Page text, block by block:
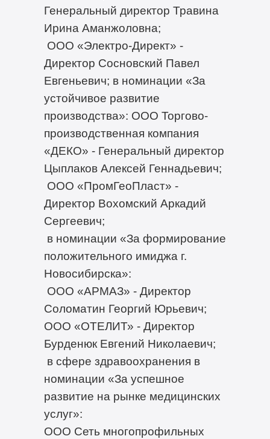
Генеральный директор Травина
Ирина Аманжоловна;
ООО «Электро-Директ» -
Директор Сосновский Павел
Евгеньевич; в номинации «За
устойчивое развитие
производства»: ООО Торгово-
производственная компания
«ДЕКО» - Генеральный директор
Цыплаков Алексей Геннадьевич;
ООО «ПромГеоПласт» -
Директор Вохомский Аркадий
Сергеевич;
в номинации «За формирование
положительного имиджа г.
Новосибирска»:
ООО «АРМАЗ» - Директор
Соломатин Георгий Юрьевич;
ООО «ОТЕЛИТ» - Директор
Бурденюк Евгений Николаевич;
в сфере здравоохранения в
номинации «За успешное
развитие на рынке медицинских
услуг»:
ООО Сеть многопрофильных